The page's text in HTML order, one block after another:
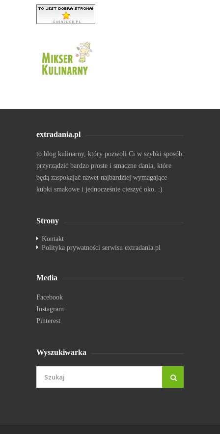
extradania.pl
to blog kulinarny, który pozwoli Ci w szybki sposób
przyrządzić bardzo proste i smaczne dania, które
będą zaspokajać nawet najbardziej wymagające
kubki smakowe i jednocześnie cieszyć oko. :)
Strony
Kontakt
Polityka prywatności serwisu extradania.pl
Media
Facebook
Instagram
Pinterest
Wyszukiwarka